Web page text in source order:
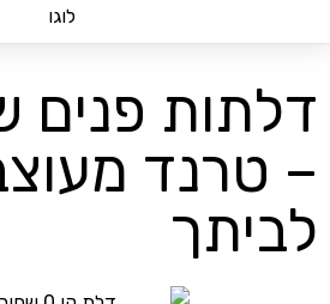
דלתות פנים
– טרנד מעוצב
לביתך